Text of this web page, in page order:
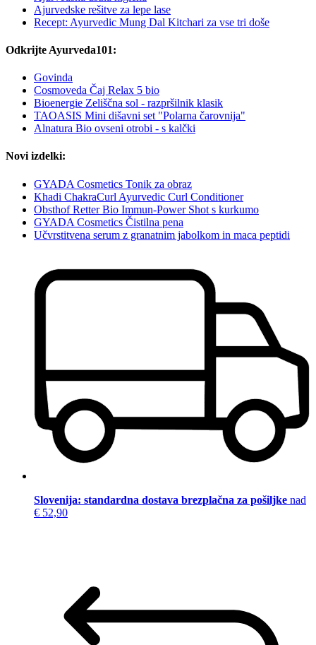
Ajurvedske rešitve za lepe lase
Recept: Ayurvedic Mung Dal Kitchari za vse tri doše
Odkrijte Ayurveda101:
Govinda
Cosmoveda Čaj Relax 5 bio
Bioenergie Zeliščna sol - razpršilnik klasik
TAOASIS Mini dišavni set "Polarna čarovnija"
Alnatura Bio ovseni otrobi - s kalčki
Novi izdelki:
GYADA Cosmetics Tonik za obraz
Khadi ChakraCurl Ayurvedic Curl Conditioner
Obsthof Retter Bio Immun-Power Shot s kurkumo
GYADA Cosmetics Čistilna pena
Učvrstitvena serum z granatnim jabolkom in maca peptidi
Slovenija: standardna dostava brezplačna za pošiljke nad
€ 52,90